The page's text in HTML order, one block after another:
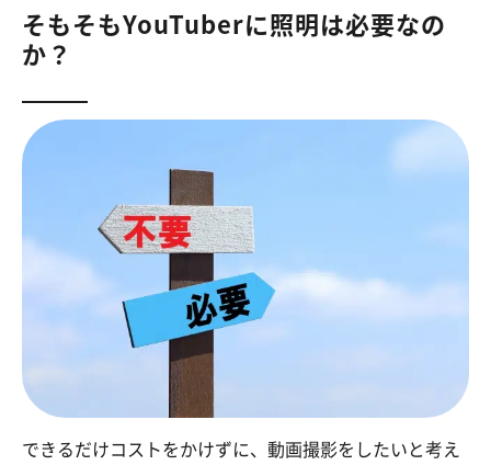
そもそもYouTuberに照明は必要なの
か？
できるだけコストをかけずに、動画撮影をしたいと考え